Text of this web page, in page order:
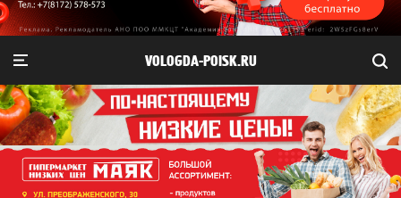
VOLOGDA-POISK.RU